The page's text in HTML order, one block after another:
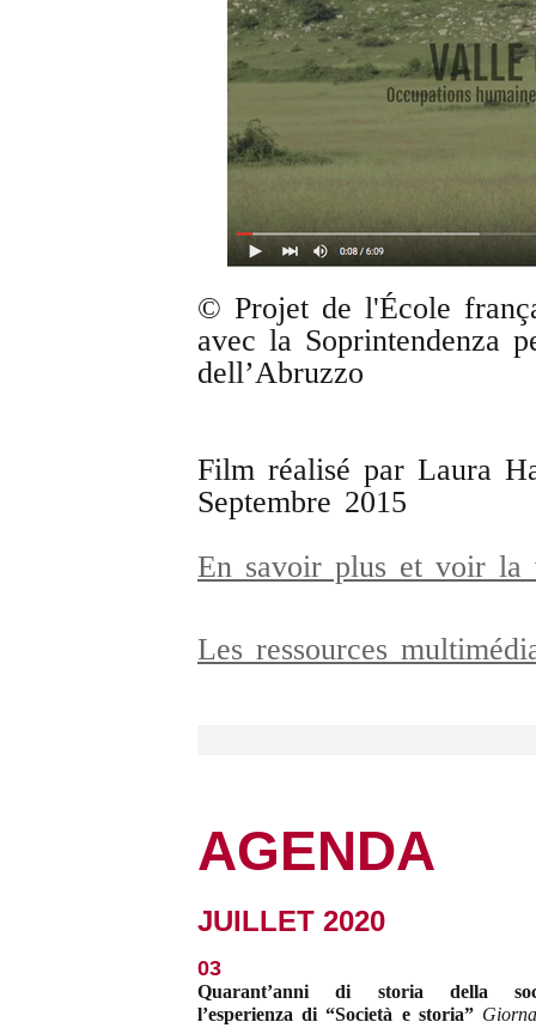
© Projet de l'École
avec la Soprintendenza
dell’Abruzzo
Film réalisé par Laura
Septembre 2015
En savoir plus et voir
Les ressources
AGENDA
JUILLET 2020
03
Quarant’anni di storia della
l’esperienza di “Società e storia”